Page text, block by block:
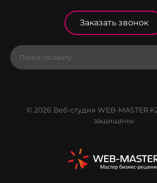
Заказать звонок
© 2026 Веб-студия WEB-
защищены